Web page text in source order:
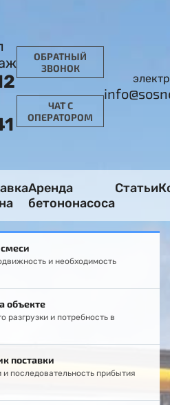
ОБРАТНЫЙ
ЗВОНОК
ЧАТ С
ОПЕРАТОРОМ
Аренда
бетононасоса
Статьи
и необходимость
объекте
разгрузки и потребность в
поставки
последовательность прибытия